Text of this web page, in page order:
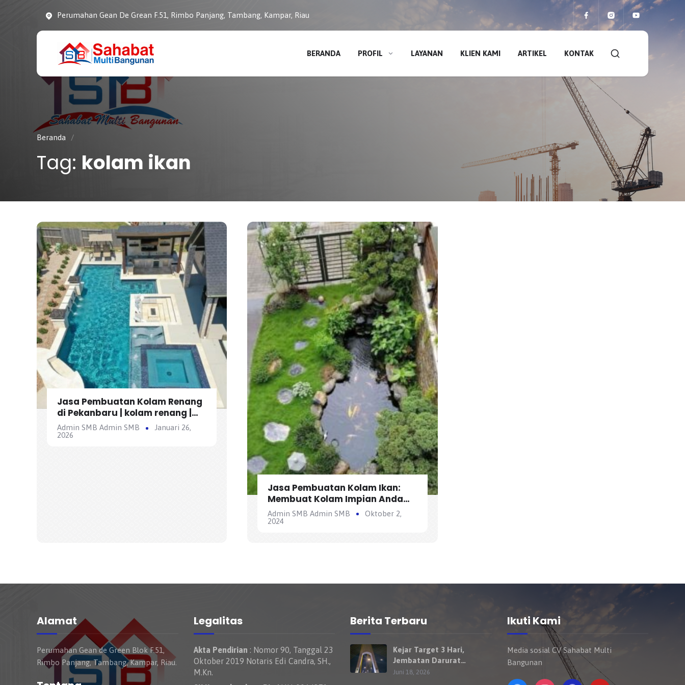
Perumahan Gean De Grean F.51, Rimbo Panjang, Tambang, Kampar, Riau
CV. SAHABAT
MULTI
BANGUNAN
Sahabat Pembangunan
Anda
BERANDA PROFIL LAYANAN KLIEN KAMI ARTIKEL KONTAK
Beranda /
Tag: kolam ikan
Jasa Pembuatan Kolam Renang
di Pekanbaru | kolam renang |
kolam ikan | jasa buat kolam –
Sahabat Multi Bangunan
Admin SMB Admin SMB
Januari 26,
2026
Jasa Pembuatan Kolam Ikan:
Membuat Kolam Impian Anda
Menjadi Nyata
Admin SMB Admin SMB
Oktober 2,
2024
Alamat
Perumahan Gean de Green Blok F.51,
Rimbo Panjang, Tambang, Kampar, Riau.
Legalitas
Akta Pendirian : Nomor 90, Tanggal 23
Oktober 2019 Notaris Edi Candra, SH.,
M.Kn.
Berita Terbaru
Kejar Target 3 Hari,
Jembatan Darurat
Nelayan Rumbai Mulai
Juni 18, 2026
Ikuti Kami
Media sosial CV Sahabat Multi
Bangunan